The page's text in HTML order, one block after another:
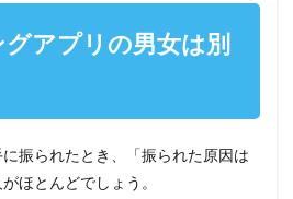
アプリの男女は別
振られたとき、「振られた原因は
ほとんどでしょう。